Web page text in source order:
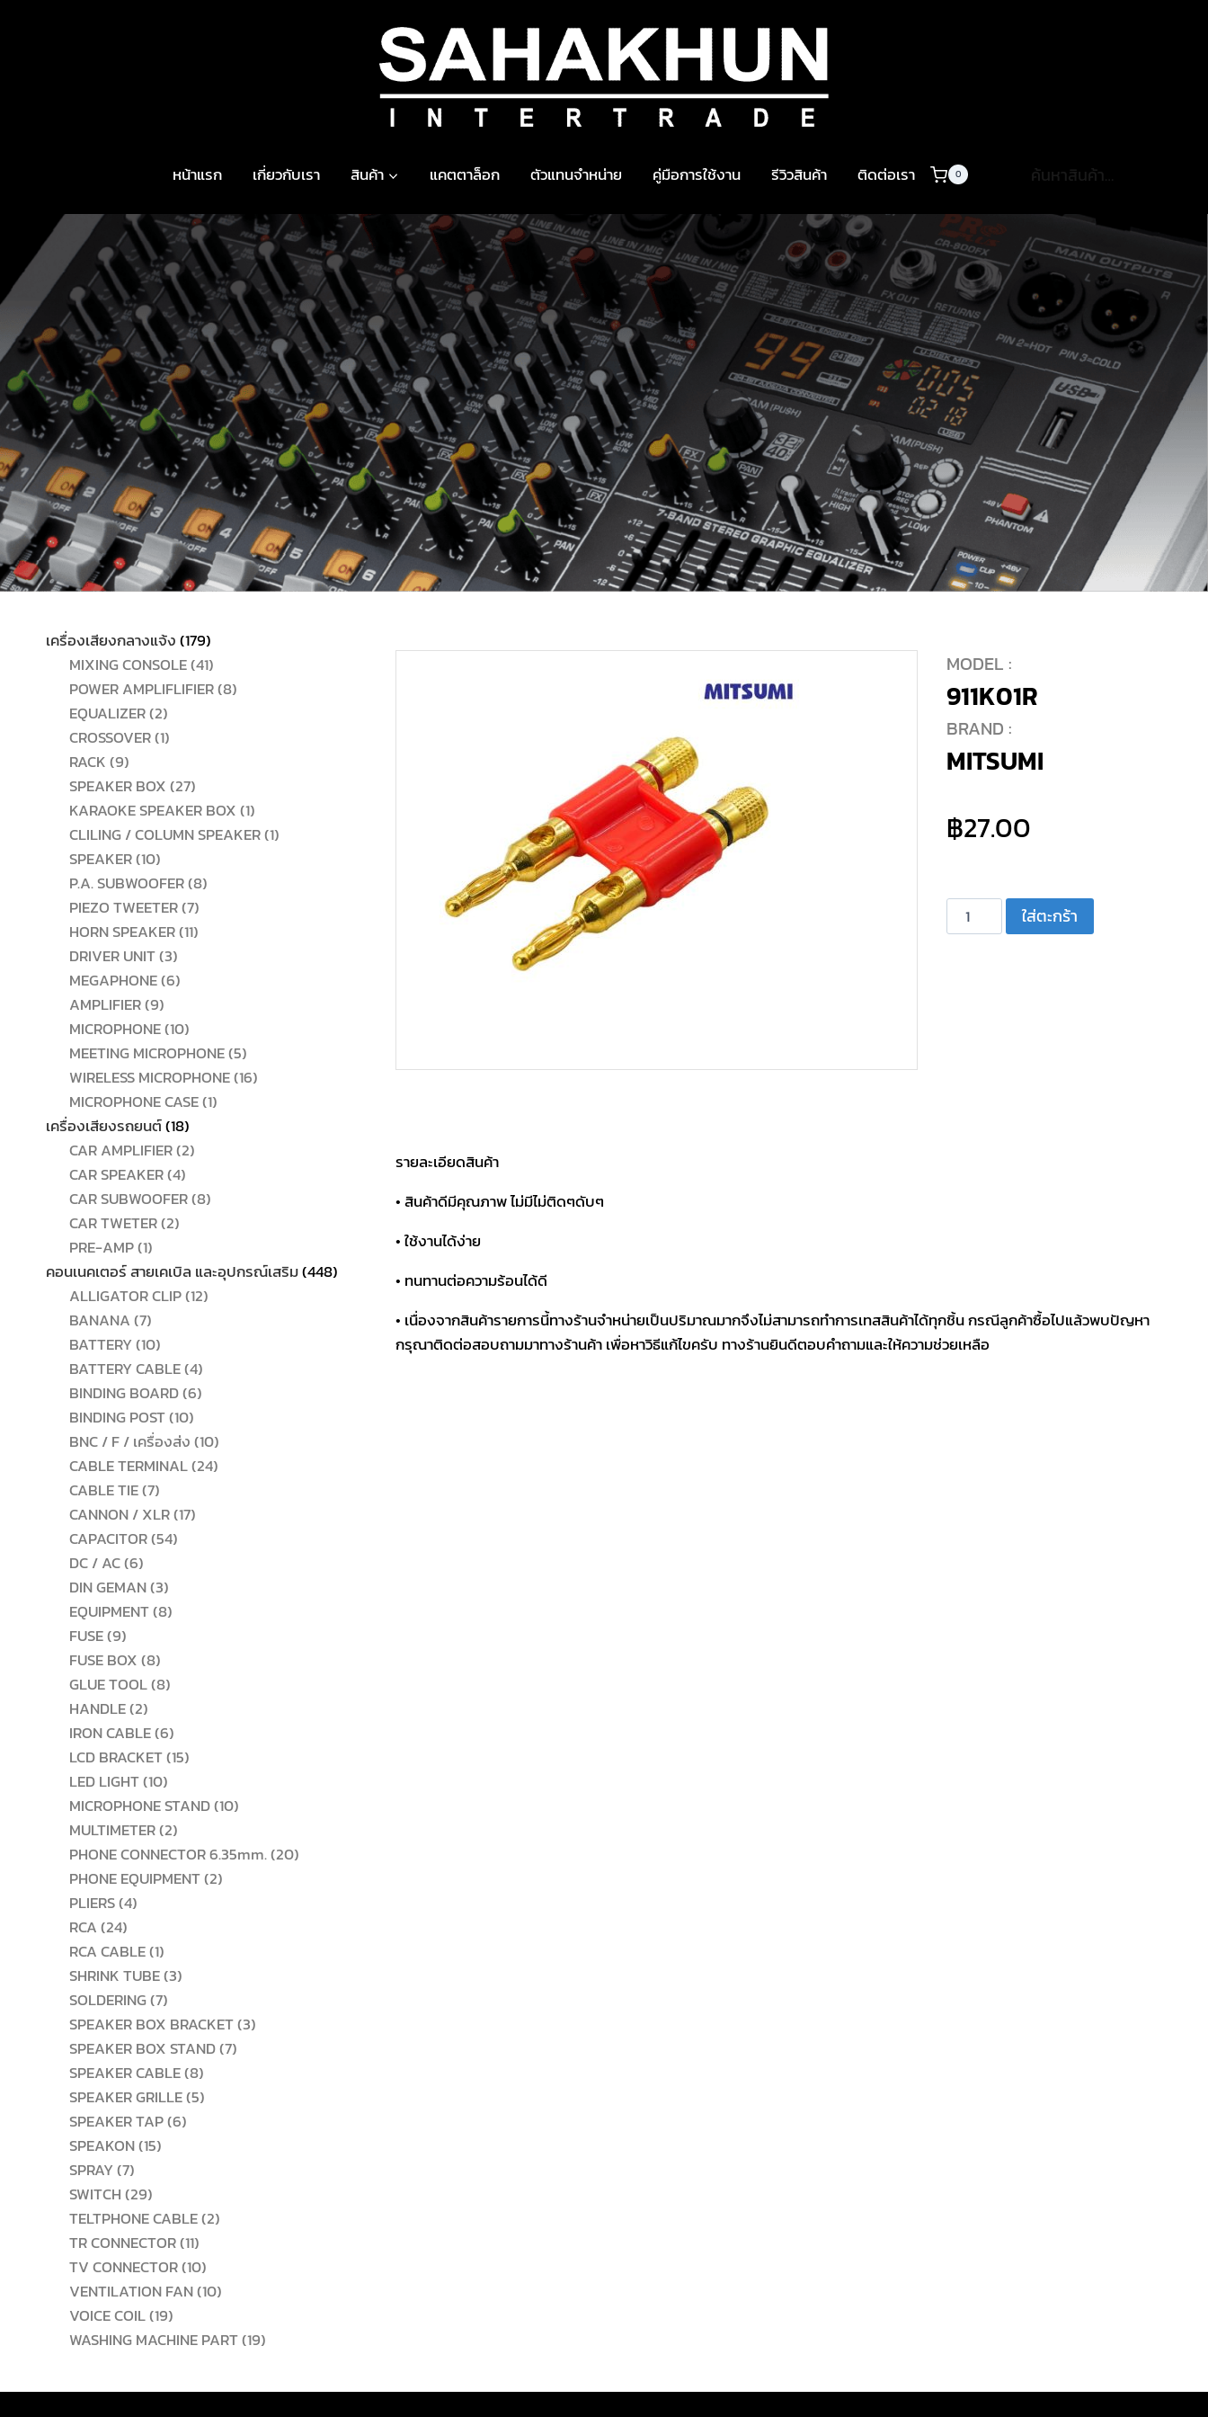
หน้าแรก เกี่ยวกับเรา สินค้า แคตตาล็อก ตัวแทนจำหน่าย คู่มือการใช้งาน รีวิวสินค้า ติดต่อเรา 0
เครื่องเสียงกลางแจ้ง 179179
สินค้า
MIXING CONSOLE 4141
สินค้า
POWER AMPLIFLIFIER 88
EQUALIZER 22
สินค้า
CROSSOVER 11
RACK 99
สินค้า
SPEAKER BOX 2727
สินค้า
KARAOKE SPEAKER BOX 11
สินค้า
CLILING / COLUMN SPEAKER 11
SPEAKER 1010
สินค้า
P.A. SUBWOOFER 88
PIEZO TWEETER 77
สินค้า
HORN SPEAKER 1111
DRIVER UNIT 33
สินค้า
MEGAPHONE 66
AMPLIFIER 99
สินค้า
MICROPHONE 1010
สินค้า
MEETING MICROPHONE 55
สินค้า
WIRELESS MICROPHONE 1616
MICROPHONE CASE 11
เครื่องเสียงรถยนต์ 1818
สินค้า
CAR AMPLIFIER 22
CAR SPEAKER 44
สินค้า
CAR SUBWOOFER 88
CAR TWETER 22
PRE-AMP 11
สินค้า
คอนเนคเตอร์ สายเคเบิล และอุปกรณ์เสริม 448448
ALLIGATOR CLIP 1212
BANANA 77
สินค้า
BATTERY 1010
สินค้า
BATTERY CABLE 44
สินค้า
BINDING BOARD 66
BINDING POST 1010
สินค้า
BNC / F / เครื่องส่ง 1010
สินค้า
CABLE TERMINAL 2424
CABLE TIE 77
สินค้า
CANNON / XLR 1717
CAPACITOR 5454
DC / AC 66
สินค้า
DIN GEMAN 33
สินค้า
EQUIPMENT 88
FUSE 99
สินค้า
FUSE BOX 88
สินค้า
GLUE TOOL 88
HANDLE 22
สินค้า
IRON CABLE 66
สินค้า
LCD BRACKET 1515
LED LIGHT 1010
สินค้า
MICROPHONE STAND 1010
MULTIMETER 22
สินค้า
PHONE CONNECTOR 6.35mm. 2020
PHONE EQUIPMENT 22
PLIERS 44
RCA 2424
สินค้า
RCA CABLE 11
สินค้า
SHRINK TUBE 33
SOLDERING 77
สินค้า
SPEAKER BOX BRACKET 33
SPEAKER BOX STAND 77
SPEAKER CABLE 88
สินค้า
SPEAKER GRILLE 55
SPEAKER TAP 66
SPEAKON 1515
SPRAY 77
สินค้า
SWITCH 2929
สินค้า
TELTPHONE CABLE 22
TR CONNECTOR 1111
สินค้า
TV CONNECTOR 1010
สินค้า
VENTILATION FAN 1010
VOICE COIL 1919
สินค้า
WASHING MACHINE PART 1919
MODEL :
911K01R
BRAND :
MITSUMI
฿27.00
จำนวน
ปลั๊ก
ใส่ตะกร้า
รายละเอียดสินค้า
• สินค้าดีมีคุณภาพ ไม่มีไม่ติดๆดับๆ
• ใช้งานได้ง่าย
• ทนทานต่อความร้อนได้ดี
• เนื่องจากสินค้ารายการนี้ทางร้านจำหน่ายเป็นปริมาณมากจึงไม่สามารถทำการเทสสินค้าได้ทุกชิ้น กรณีลูกค้าซื้อไปแล้วพบปัญหา
กรุณาติดต่อสอบถามมาทางร้านค้า เพื่อหาวิธีแก้ไขครับ ทางร้านยินดีตอบคำถามและให้ความช่วยเหลือ